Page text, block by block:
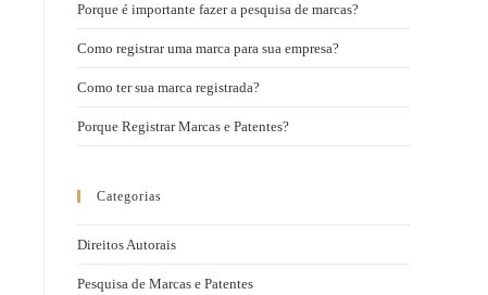
Porque é importante fazer a pesquisa de marcas?
Como registrar uma marca para sua empresa?
Como ter sua marca registrada?
Porque Registrar Marcas e Patentes?
Categorias
Direitos Autorais
Pesquisa de Marcas e Patentes